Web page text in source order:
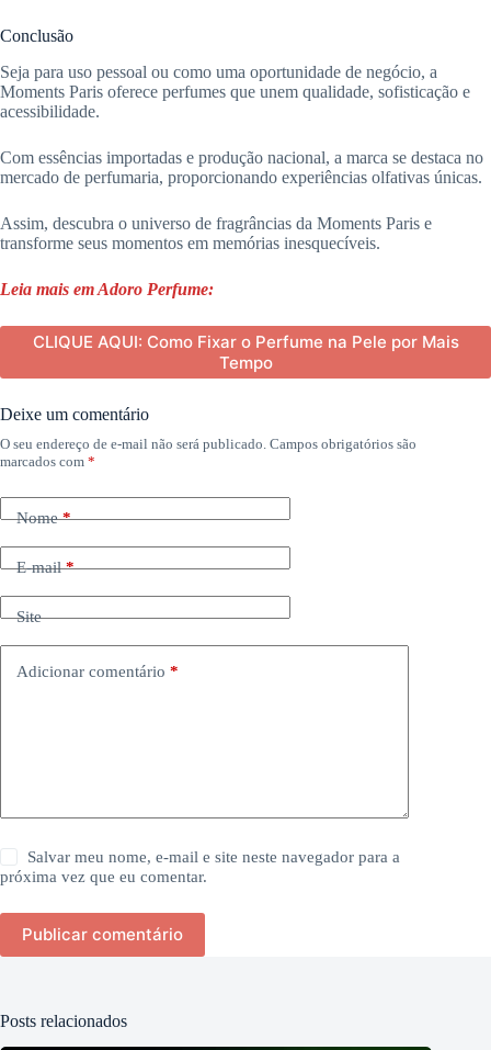
Conclusão
Seja para uso pessoal ou como uma oportunidade de negócio, a
Moments Paris oferece perfumes que unem qualidade, sofisticação e
acessibilidade.
Com essências importadas e produção nacional, a marca se destaca no
mercado de perfumaria, proporcionando experiências olfativas únicas.
Assim, descubra o universo de fragrâncias da Moments Paris e
transforme seus momentos em memórias inesquecíveis.
Leia mais em Adoro Perfume:
CLIQUE AQUI: Como Fixar o Perfume na Pele por Mais
Tempo
Deixe um comentário
O seu endereço de e-mail não será publicado. Campos obrigatórios são
marcados com *
Nome*
E-mail*
Site
Adicionar comentário *
Salvar meu nome, e-mail e site neste navegador para a
próxima vez que eu comentar.
Publicar comentário
Posts relacionados